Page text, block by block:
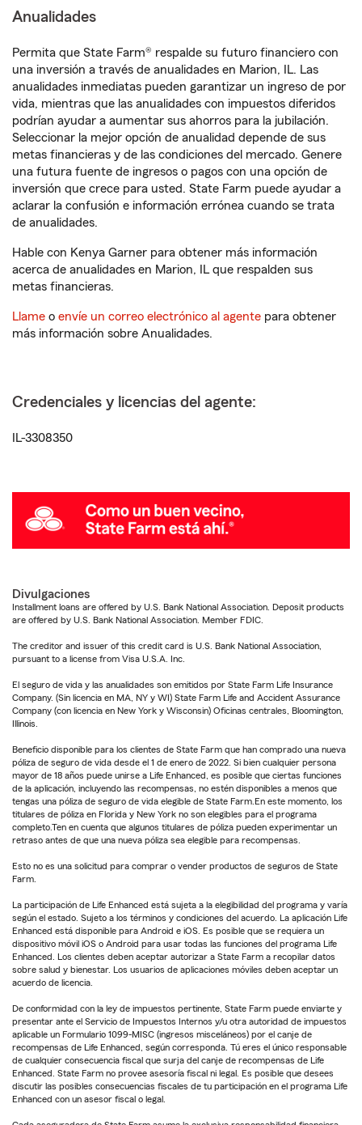
Anualidades
Permita que State Farm® respalde su futuro financiero con
una inversión a través de anualidades en Marion, IL. Las
anualidades inmediatas pueden garantizar un ingreso de por
vida, mientras que las anualidades con impuestos diferidos
podrían ayudar a aumentar sus ahorros para la jubilación.
Seleccionar la mejor opción de anualidad depende de sus
metas financieras y de las condiciones del mercado. Genere
una futura fuente de ingresos o pagos con una opción de
inversión que crece para usted. State Farm puede ayudar a
aclarar la confusión e información errónea cuando se trata
de anualidades.
Hable con Kenya Garner para obtener más información
acerca de anualidades en Marion, IL que respalden sus
metas financieras.
Llame o envíe un correo electrónico al agente para obtener
más información sobre Anualidades.
Credenciales y licencias del agente:
IL-3308350
Divulgaciones
Installment loans are offered by U.S. Bank National Association. Deposit products
are offered by U.S. Bank National Association. Member FDIC.
The creditor and issuer of this credit card is U.S. Bank National Association,
pursuant to a license from Visa U.S.A. Inc.
El seguro de vida y las anualidades son emitidos por State Farm Life Insurance
Company. (Sin licencia en MA, NY y WI) State Farm Life and Accident Assurance
Company (con licencia en New York y Wisconsin) Oficinas centrales, Bloomington,
Illinois.
Beneficio disponible para los clientes de State Farm que han comprado una nueva
póliza de seguro de vida desde el 1 de enero de 2022. Si bien cualquier persona
mayor de 18 años puede unirse a Life Enhanced, es posible que ciertas funciones
de la aplicación, incluyendo las recompensas, no estén disponibles a menos que
tengas una póliza de seguro de vida elegible de State Farm.En este momento, los
titulares de póliza en Florida y New York no son elegibles para el programa
completo.Ten en cuenta que algunos titulares de póliza pueden experimentar un
retraso antes de que una nueva póliza sea elegible para recompensas.
Esto no es una solicitud para comprar o vender productos de seguros de State
Farm.
La participación de Life Enhanced está sujeta a la elegibilidad del programa y varía
según el estado. Sujeto a los términos y condiciones del acuerdo. La aplicación Life
Enhanced está disponible para Android e iOS. Es posible que se requiera un
dispositivo móvil iOS o Android para usar todas las funciones del programa Life
Enhanced. Los clientes deben aceptar autorizar a State Farm a recopilar datos
sobre salud y bienestar. Los usuarios de aplicaciones móviles deben aceptar un
acuerdo de licencia.
De conformidad con la ley de impuestos pertinente, State Farm puede enviarte y
presentar ante el Servicio de Impuestos Internos y/u otra autoridad de impuestos
aplicable un Formulario 1099-MISC (ingresos misceláneos) por el canje de
recompensas de Life Enhanced, según corresponda. Tú eres el único responsable
de cualquier consecuencia fiscal que surja del canje de recompensas de Life
Enhanced. State Farm no provee asesoría fiscal ni legal. Es posible que desees
discutir las posibles consecuencias fiscales de tu participación en el programa Life
Enhanced con un asesor fiscal o legal.